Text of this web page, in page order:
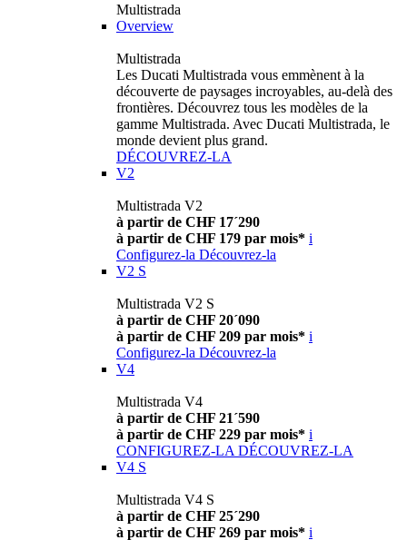
Multistrada
Overview
Multistrada
Les Ducati Multistrada vous emmènent à la
découverte de paysages incroyables, au-delà des
frontières. Découvrez tous les modèles de la
gamme Multistrada. Avec Ducati Multistrada, le
monde devient plus grand.
DÉCOUVREZ-LA
V2
Multistrada V2
à partir de CHF 17´290
à partir de CHF 179 par mois* i
Configurez-la Découvrez-la
V2 S
Multistrada V2 S
à partir de CHF 20´090
à partir de CHF 209 par mois* i
Configurez-la Découvrez-la
V4
Multistrada V4
à partir de CHF 21´590
à partir de CHF 229 par mois* i
CONFIGUREZ-LA DÉCOUVREZ-LA
V4 S
Multistrada V4 S
à partir de CHF 25´290
à partir de CHF 269 par mois* i